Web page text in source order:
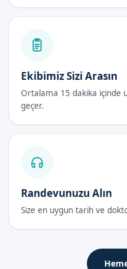
Hijyen ve sağlık
Daha az risk içerir.
Yenidoğan
Yenidoğan sünneti fiyatları
belirlenir. Randevu
Rehberi
Yenidoğan sünneti sonrası,
gerekir. Bu süre zarfında,
önemlidir.
Ekibimiz Sizi Arasın
Ortalama 15 dakika içinde
geçer.
Randevunuzu Alın
Size en uygun tarih ve